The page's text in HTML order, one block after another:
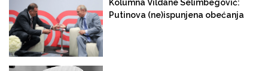
Kolumna Vildane Selimbegović:
Putinova (ne)ispunjena obećanja